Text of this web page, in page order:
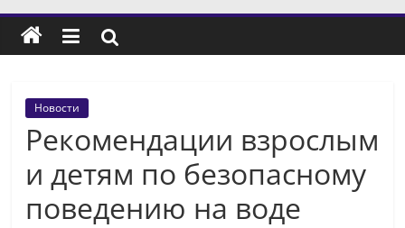
Новости
Рекомендации взрослым
и детям по безопасному
поведению на воде